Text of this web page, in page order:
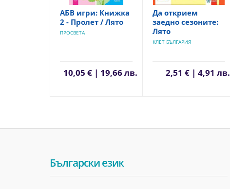
АБВ игри: Книжка
2 - Пролет / Лято
ПРОСВЕТА
10,05 € | 19,66 лв.
Да открием
заедно сезоните:
Лято
КЛЕТ БЪЛГАРИЯ
2,51 € | 4,91 лв.
Български език